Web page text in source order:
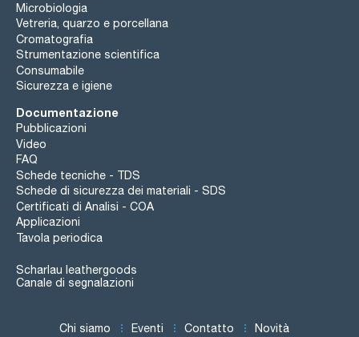
Microbiologia
Vetreria, quarzo e porcellana
Cromatografia
Strumentazione scientifica
Consumabile
Sicurezza e igiene
Documentazione
Pubblicazioni
Video
FAQ
Schede tecniche - TDS
Schede di sicurezza dei materiali - SDS
Certificati di Analisi - COA
Applicazioni
Tavola periodica
Scharlau leathergoods
Canale di segnalazioni
Chi siamo Eventi Contatto Novità